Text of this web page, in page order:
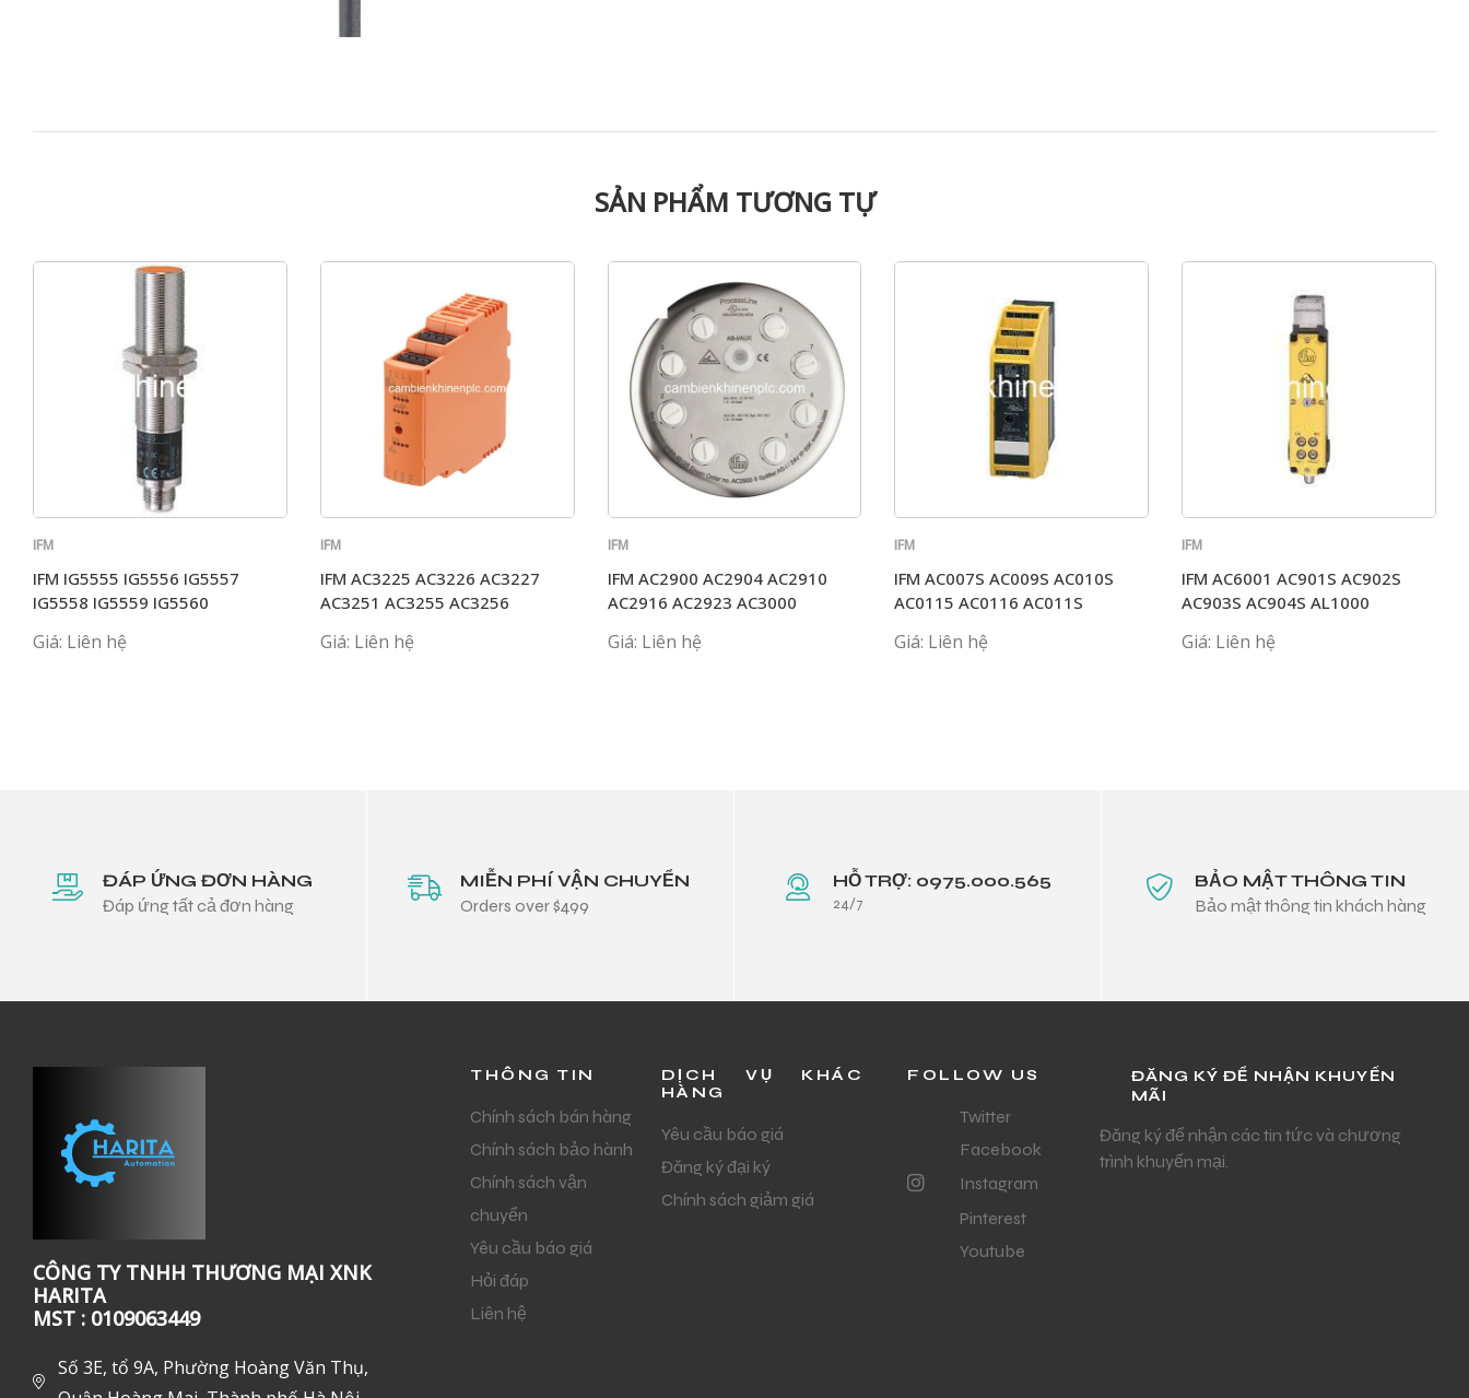
SẢN PHẨM TƯƠNG TỰ
IFM
IFM IG5555 IG5556 IG5557
IG5558 IG5559 IG5560
Giá: Liên hệ
IFM
IFM AC3225 AC3226 AC3227
AC3251 AC3255 AC3256
Giá: Liên hệ
IFM
IFM AC2900 AC2904 AC2910
AC2916 AC2923 AC3000
Giá: Liên hệ
IFM
IFM AC007S AC009S AC010S
AC0115 AC0116 AC011S
Giá: Liên hệ
IFM
IFM AC6001 AC901S AC902S
AC903S AC904S AL1000
Giá: Liên hệ
ĐÁP ỨNG ĐƠN HÀNG
Đáp ứng tất cả đơn hàng
MIỄN PHÍ VẬN CHUYỂN
Orders over $499
HỖ TRỢ: 0975.000.565
24/7
BẢO MẬT THÔNG TIN
Bảo mật thông tin khách hàng
CÔNG TY TNHH THƯƠNG MẠI XNK
HARITA
MST : 0109063449
Số 3E, tổ 9A, Phường Hoàng Văn Thụ,
THÔNG TIN
Chính sách bán hàng
Chính sách bảo hành
Chính sách vận
chuyển
Yêu cầu báo giá
Hỏi đáp
Liên hệ
DỊCH VỤ KHÁC
HÀNG
Yêu cầu báo giá
Đăng ký đại ký
Chính sách giảm giá
FOLLOW US
Twitter
Facebook
Instagram
Pinterest
Youtube
ĐĂNG KÝ ĐỂ NHẬN KHUYẾN
MÃI
Đăng ký để nhận các tin tức và chương
trình khuyến mại.